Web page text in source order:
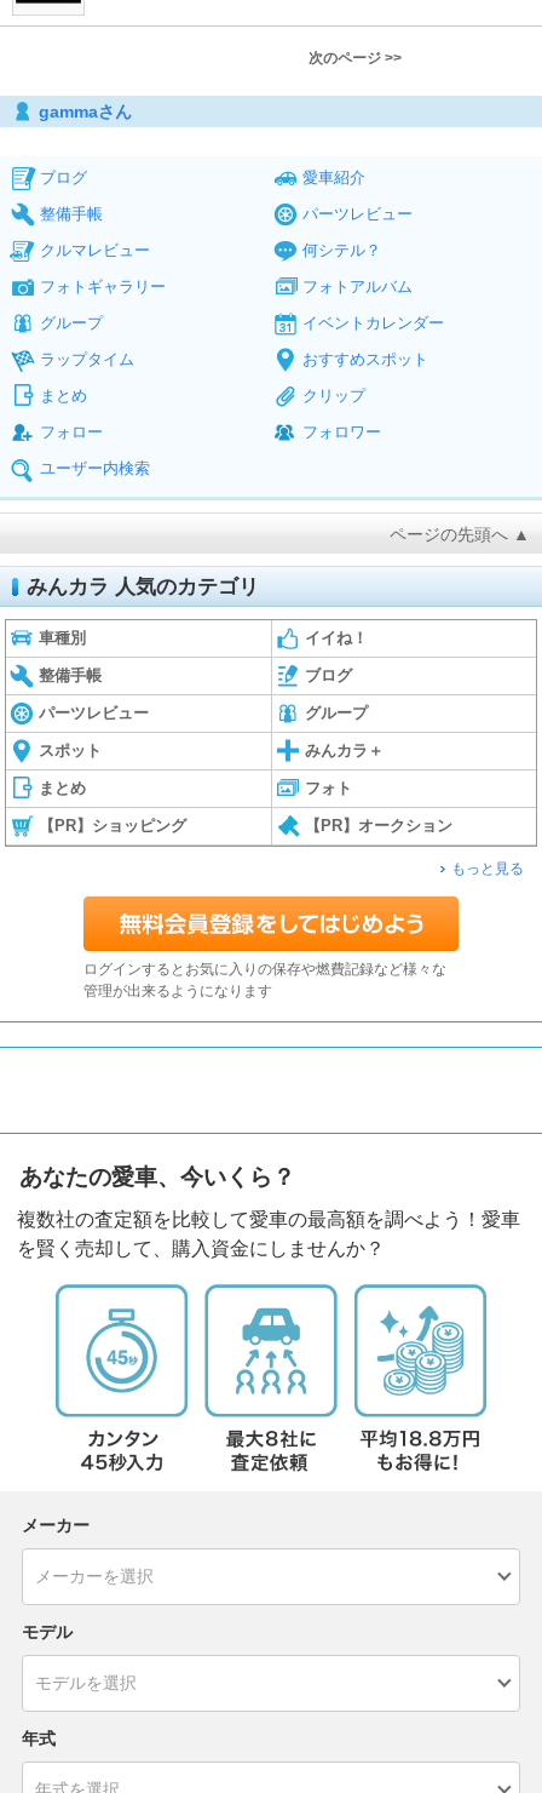
次のページ >>
gammaさん
ブログ
愛車紹介
整備手帳
パーツレビュー
クルマレビュー
何シテル？
フォトギャラリー
フォトアルバム
グループ
イベントカレンダー
ラップタイム
おすすめスポット
まとめ
クリップ
フォロー
フォロワー
ユーザー内検索
ページの先頭へ ▲
みんカラ 人気のカテゴリ
車種別 イイね！
整備手帳 ブログ
パーツレビュー グループ
スポット みんカラ＋
まとめ フォト
【PR】ショッピング 【PR】オークション
もっと見る
ログインするとお気に入りの保存や燃費記録など様々な
管理が出来るようになります
あなたの愛車、今いくら？
複数社の査定額を比較して愛車の最高額を調べよう！愛車
を賢く売却して、購入資金にしませんか？
メーカー
モデル
年式